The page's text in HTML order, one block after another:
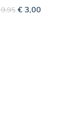
€3,00